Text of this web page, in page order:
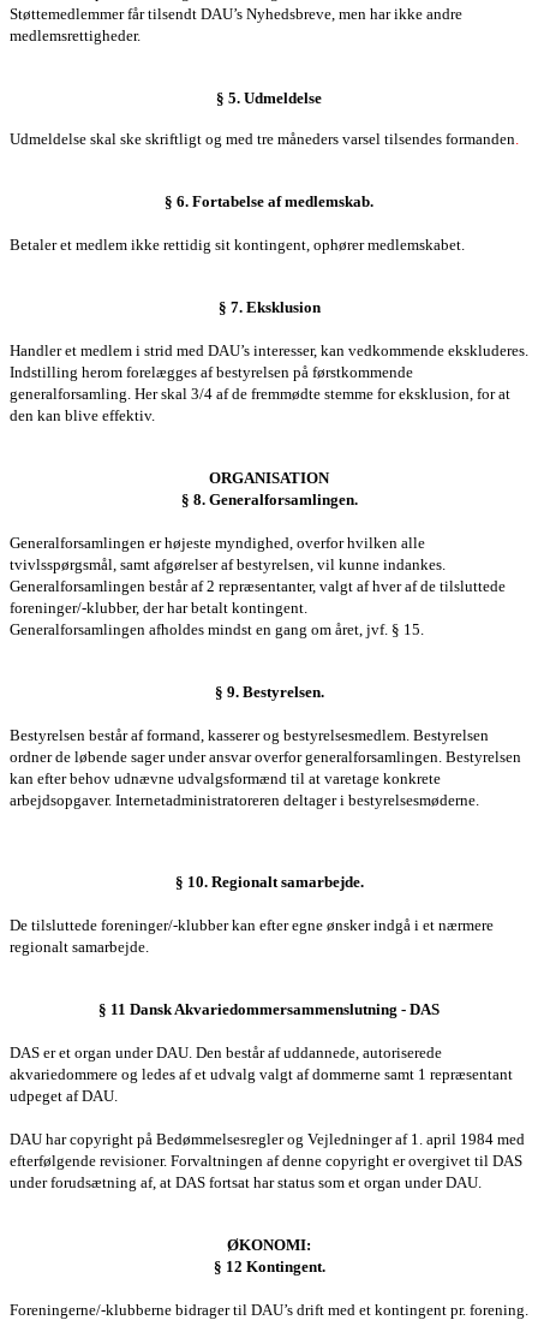
Støttemedlemmer får tilsendt DAU’s Nyhedsbreve , men har ikke andre
medlemsrettigheder.
§ 5. Udmeldelse
Udmeldelse skal ske skriftligt og med tre måneders varsel tilsendes formanden
§ 6. Fortabelse af medlemskab.
Betaler et medlem ikke rettidig sit kontingent, ophører medlemskabet.
§ 7. Eksklusion
Handler et medlem i strid med DAU’s interesser, kan vedkommende ekskluderes.
Indstilling herom forelægges afbestyrelsen på førstkommende
generalforsamling. Her skal 3/4 af de fremmødte stemme for eksklusion, for at
den kan blive effektiv.
ORGANISATION
§ 8. Generalforsamlingen.
Generalforsamlingen er højeste myndighed, overfor hvilken alle
tvivlsspørgsmål, samt afgørelser afbestyrelsen , vil kunne indankes.
Generalforsamlingen består af 2 repræsentanter, valgt af hver af de tilsluttede
foreninger/-klubber, der har betalt kontingent.
Generalforsamlingen afholdes mindst en gang om året, jvf. § 15.
§ 9. Bestyrelsen.
Bestyrelsen består af formand, kasserer og bestyrelsesmedlem. Bestyrelsen
ordner de løbende sager under ansvar overfor generalforsamlingen. Bestyrelsen
kan efter behov udnævne udvalgsformænd til at varetage konkrete
arbejdsopgaver. Internetadministratoreren deltager i bestyrelsesmøderne.
§ 10. Regionalt samarbejde.
De tilsluttede foreninger/-klubber kan efter egne ønsker indgå i et nærmere
regionalt samarbejde.
§ 11 Dansk Akvariedommersammenslutning - DAS
DAS er et organ under DAU. Den består af uddannede, autoriserede
akvariedommere og ledes af et udvalg valgt af dommerne samt 1 repræsentant
udpeget af DAU.
DAU har copyright på Bedømmelsesregler og Vejledninger af 1. april 1984 med
efterfølgende revisioner. Forvaltningen af denne copyright er overgivet til DAS
under forudsætning af, at DAS fortsat har status som et organ under DAU.
ØKONOMI:
§ 12 Kontingent.
Foreningerne/-klubberne bidrager til DAU’s drift med et kontingent pr. forening.